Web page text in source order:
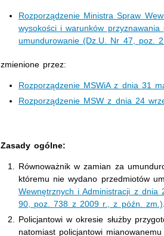
Rozporządzenie Ministra Spraw
wysokości i warunków
umundurowanie (Dz.U. Nr 47, poz.
zmienione przez:
Rozporządzenie MSWiA z dnia 31
Rozporządzenie MSW z dnia 24
Zasady ogólne:
Równoważnik w zamian za
któremu nie wydano przedmiotów
Wewnętrznych i Administracji z
90, poz. 738 z 2009 r., z późn. zm.)
Policjantowi w okresie służby
natomiast policjantowi